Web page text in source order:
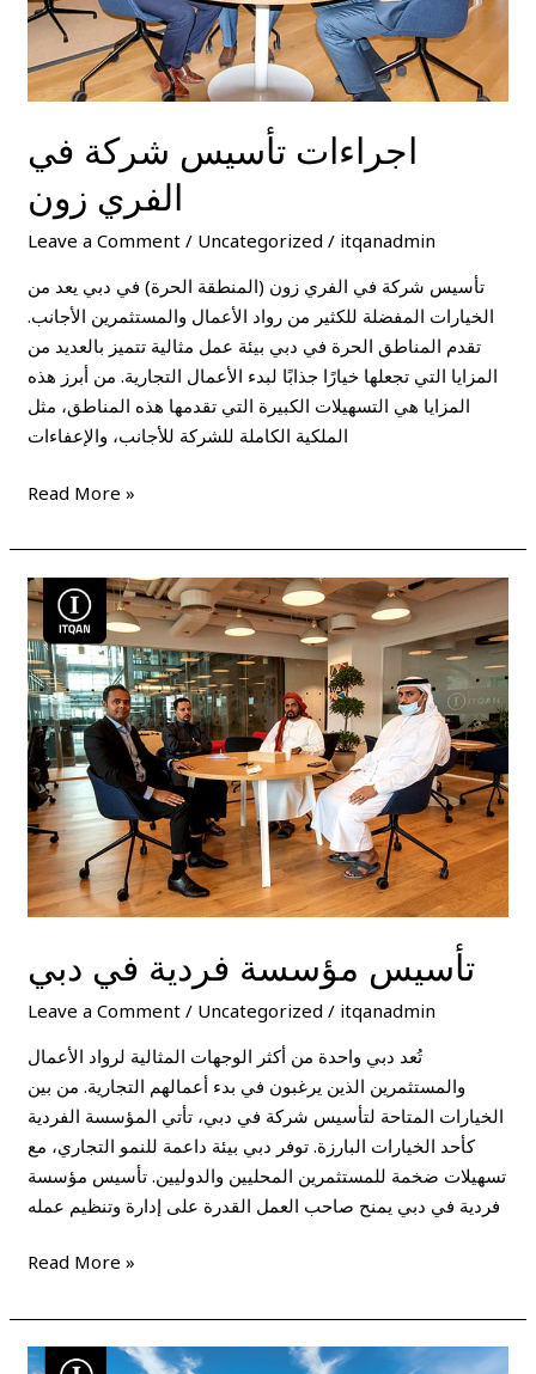
اجراءات تأسيس شركة في
الفري زون
Leave a Comment / Uncategorized / itqanadmin
تأسيس شركة في الفري زون (المنطقة الحرة) في دبي يعد من
الخيارات المفضلة للكثير من رواد الأعمال والمستثمرين الأجانب.
تقدم المناطق الحرة في دبي بيئة عمل مثالية تتميز بالعديد من
المزايا التي تجعلها خيارًا جذابًا لبدء الأعمال التجارية. من أبرز هذه
المزايا هي التسهيلات الكبيرة التي تقدمها هذه المناطق، مثل
الملكية الكاملة للشركة للأجانب، والإعفاءات
Read More »
تأسيس مؤسسة فردية في دبي
Leave a Comment / Uncategorized / itqanadmin
تُعد دبي واحدة من أكثر الوجهات المثالية لرواد الأعمال
والمستثمرين الذين يرغبون في بدء أعمالهم التجارية. من بين
الخيارات المتاحة لتأسيس شركة في دبي، تأتي المؤسسة الفردية
كأحد الخيارات البارزة. توفر دبي بيئة داعمة للنمو التجاري، مع
تسهيلات ضخمة للمستثمرين المحليين والدوليين. تأسيس مؤسسة
فردية في دبي يمنح صاحب العمل القدرة على إدارة وتنظيم عمله
تأسيس
مؤسسة
فردية
في
دبي
Read More »
تأسيس